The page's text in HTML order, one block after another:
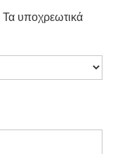
Τα υποχρεωτικά